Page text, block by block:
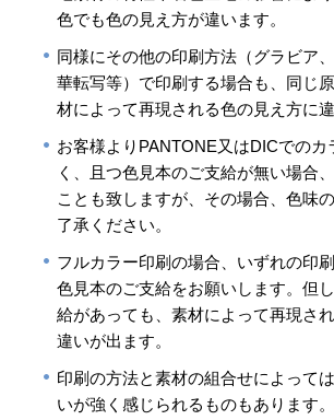
色でも色の見え方が違います。
同様にその他の印刷方法（グラビア
華転写等）で印刷する場合も、同じ
材によって再現される色の見え方に違
お客様よりPANTONE又はDICでのカ
く、且つ色見本のご支給が無い場合
ことも致しますが、その場合、色味
了承ください。
フルカラー印刷の場合、いずれの印
色見本のご支給をお願いします。但
給があっても、素材によって再現さ
違いが出ます。
印刷の方法と素材の組合せによって
いが強く感じられるものもあります